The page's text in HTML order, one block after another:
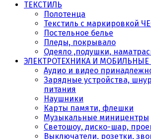
ТЕКСТИЛЬ
Полотенца
Текстиль с маркировкой
Постельное белье
Пледы, покрывало
Одеяло ,подушки,
ЭЛЕКТРОТЕХНИКА И МОБИЛЬНЫЕ
Аудио и видео
Зарядные устройства,
питания
Наушники
Карты памяти, флешки
Музыкальные миницентры
Светошоу, диско-шар,
Выключатели, розетки,